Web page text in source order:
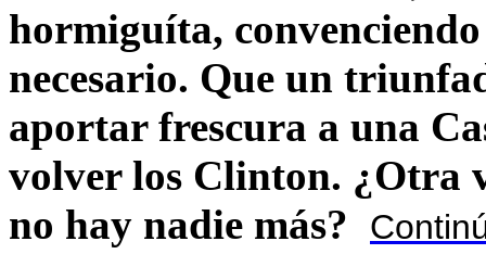
hormiguíta,
necesario. Que un
aportar frescura a una
volver los Clinton. ¿Otra
no hay nadie más?